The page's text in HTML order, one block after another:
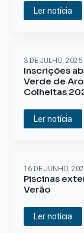
Ler notícia
Inscrições
Verde de
Colheitas
3 DE JULHO, 2026
Ler notícia
Piscinas
Verão
16 DE JUNHO,
Ler notícia